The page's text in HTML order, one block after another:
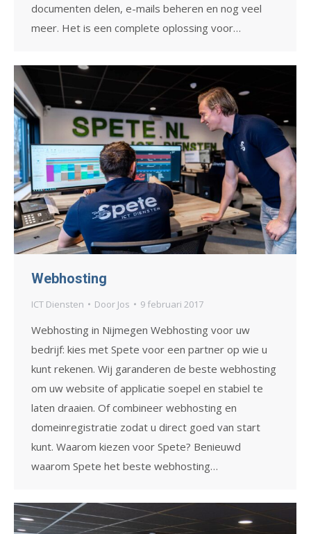
documenten delen, e-mails beheren en nog veel
meer. Het is een complete oplossing voor…
Webhosting
ICT Diensten Door Jos 9 februari 2017
Webhosting in Nijmegen Webhosting voor uw
bedrijf: kies met Spete voor een partner op wie u
kunt rekenen. Wij garanderen de beste webhosting
om uw website of applicatie soepel en stabiel te
laten draaien. Of combineer webhosting en
domeinregistratie zodat u direct goed van start
kunt. Waarom kiezen voor Spete? Benieuwd
waarom Spete het beste webhosting…